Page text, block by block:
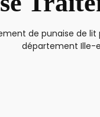
de punaise de lit
département Ille-